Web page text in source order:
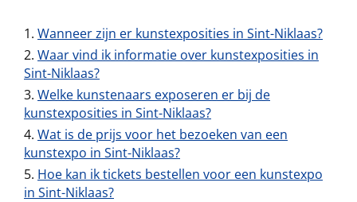
Wanneer zijn er kunstexposities in Sint-Niklaas?
Waar vind ik informatie over kunstexposities in
Sint-Niklaas?
Welke kunstenaars exposeren er bij de
kunstexposities in Sint-Niklaas?
Wat is de prijs voor het bezoeken van een
kunstexpo in Sint-Niklaas?
Hoe kan ik tickets bestellen voor een kunstexpo
in Sint-Niklaas?